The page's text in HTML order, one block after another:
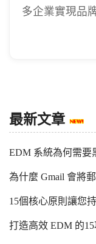
多企業實現品
最新文章
EDM 系統為何需要
為什麼 Gmail 會將
15個核心原則讓您
打造高效 EDM 的15